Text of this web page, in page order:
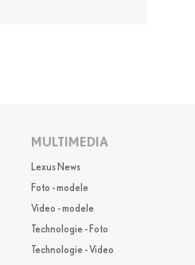
MULTIMEDIA
Lexus News
Foto - modele
Video - modele
Technologie - Foto
Technologie - Video